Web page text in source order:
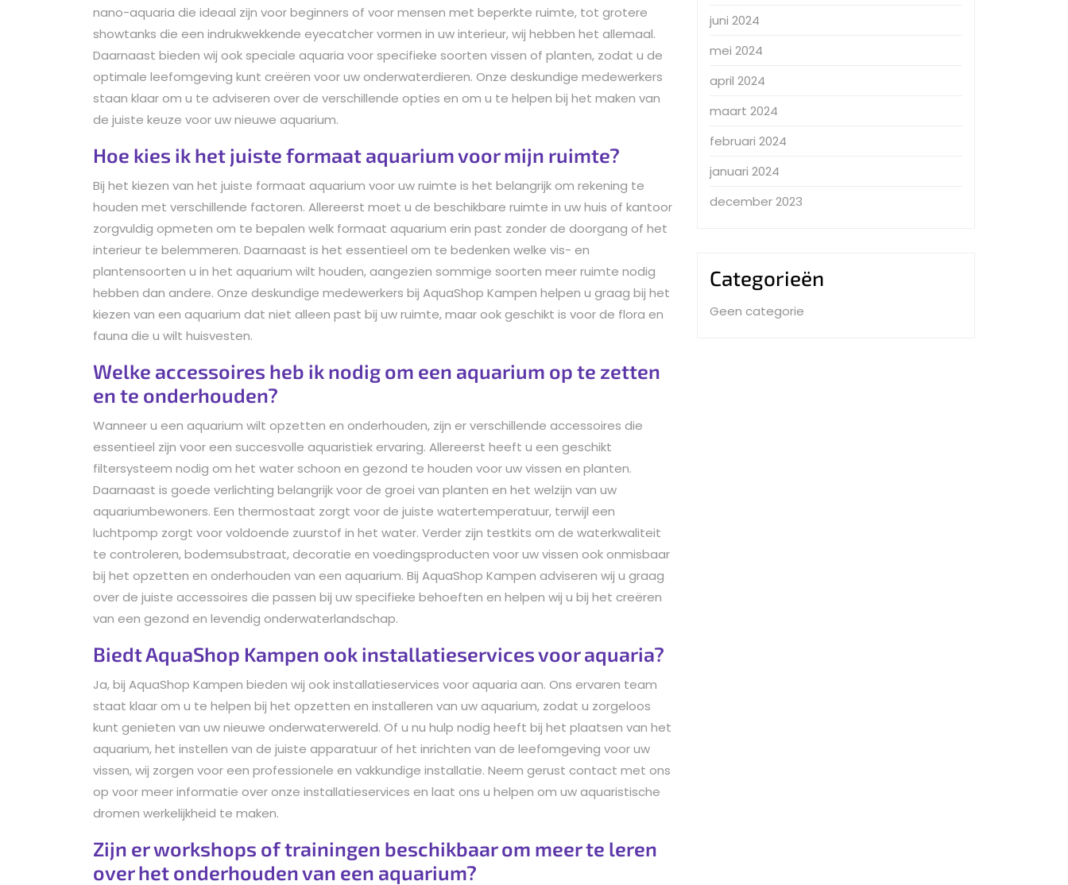
nano-aquaria die ideaal zijn voor beginners of voor mensen met beperkte ruimte, tot grotere
showtanks die een indrukwekkende eyecatcher vormen in uw interieur, wij hebben het allemaal.
Daarnaast bieden wij ook speciale aquaria voor specifieke soorten vissen of planten, zodat u de
optimale leefomgeving kunt creëren voor uw onderwaterdieren. Onze deskundige medewerkers
staan klaar om u te adviseren over de verschillende opties en om u te helpen bij het maken van
de juiste keuze voor uw nieuwe aquarium.
Hoe kies ik het juiste formaat aquarium voor mijn ruimte?
Bij het kiezen van het juiste formaat aquarium voor uw ruimte is het belangrijk om rekening te
houden met verschillende factoren. Allereerst moet u de beschikbare ruimte in uw huis of kantoor
zorgvuldig opmeten om te bepalen welk formaat aquarium erin past zonder de doorgang of het
interieur te belemmeren. Daarnaast is het essentieel om te bedenken welke vis- en
plantensoorten u in het aquarium wilt houden, aangezien sommige soorten meer ruimte nodig
hebben dan andere. Onze deskundige medewerkers bij AquaShop Kampen helpen u graag bij het
kiezen van een aquarium dat niet alleen past bij uw ruimte, maar ook geschikt is voor de flora en
fauna die u wilt huisvesten.
Welke accessoires heb ik nodig om een ​​aquarium op te zetten
en te onderhouden?
Wanneer u een aquarium wilt opzetten en onderhouden, zijn er verschillende accessoires die
essentieel zijn voor een succesvolle aquaristiek ervaring. Allereerst heeft u een geschikt
filtersysteem nodig om het water schoon en gezond te houden voor uw vissen en planten.
Daarnaast is goede verlichting belangrijk voor de groei van planten en het welzijn van uw
aquariumbewoners. Een thermostaat zorgt voor de juiste watertemperatuur, terwijl een
luchtpomp zorgt voor voldoende zuurstof in het water. Verder zijn testkits om de waterkwaliteit
te controleren, bodemsubstraat, decoratie en voedingsproducten voor uw vissen ook onmisbaar
bij het opzetten en onderhouden van een aquarium. Bij AquaShop Kampen adviseren wij u graag
over de juiste accessoires die passen bij uw specifieke behoeften en helpen wij u bij het creëren
van een gezond en levendig onderwaterlandschap.
Biedt AquaShop Kampen ook installatieservices voor aquaria?
Ja, bij AquaShop Kampen bieden wij ook installatieservices voor aquaria aan. Ons ervaren team
staat klaar om u te helpen bij het opzetten en installeren van uw aquarium, zodat u zorgeloos
kunt genieten van uw nieuwe onderwaterwereld. Of u nu hulp nodig heeft bij het plaatsen van het
aquarium, het instellen van de juiste apparatuur of het inrichten van de leefomgeving voor uw
vissen, wij zorgen voor een professionele en vakkundige installatie. Neem gerust contact met ons
op voor meer informatie over onze installatieservices en laat ons u helpen om uw aquaristische
dromen werkelijkheid te maken.
Zijn er workshops of trainingen beschikbaar om meer te leren
over het onderhouden van een aquarium?
juni 2024
mei 2024
april 2024
maart 2024
februari 2024
januari 2024
december 2023
Categorieën
Geen categorie